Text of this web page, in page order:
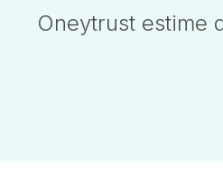
Oneytrust estime